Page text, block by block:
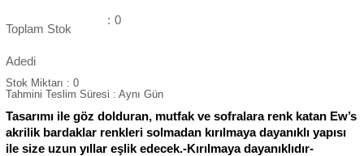
Toplam Stok
Adedi
: 0
Stok Miktarı : 0
Tahmini Teslim Süresi : Aynı Gün
Tasarımı ile göz dolduran, mutfak ve sofralara renk katan Ew’s
akrilik bardaklar renkleri solmadan kırılmaya dayanıklı yapısı
ile size uzun yıllar eşlik edecek.-Kırılmaya dayanıklıdır-